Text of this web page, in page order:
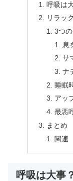
呼吸は
リラッ
3つ
息
サ
ナ
睡眠
アッ
最悪
まとめ
関連
呼吸は大事